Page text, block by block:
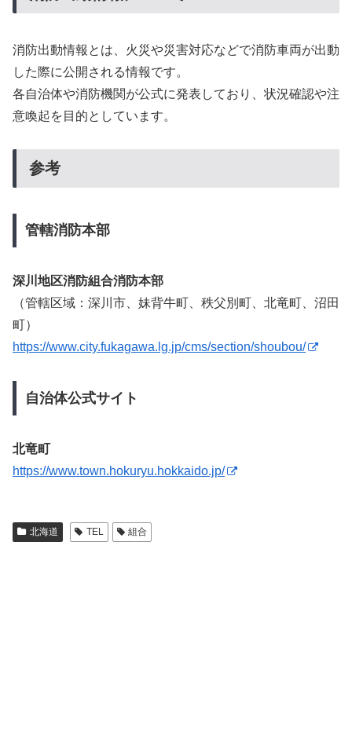
消防出動情報とは、火災や災害対応などで消防車両が出動
した際に公開される情報です。
各自治体や消防機関が公式に発表しており、状況確認や注
意喚起を目的としています。
参考
管轄消防本部
深川地区消防組合消防本部
（管轄区域：深川市、妹背牛町、秩父別町、北竜町、沼田
町）
https://www.city.fukagawa.lg.jp/cms/section/shoubou/
自治体公式サイト
北竜町
https://www.town.hokuryu.hokkaido.jp/
北海道 TEL 組合